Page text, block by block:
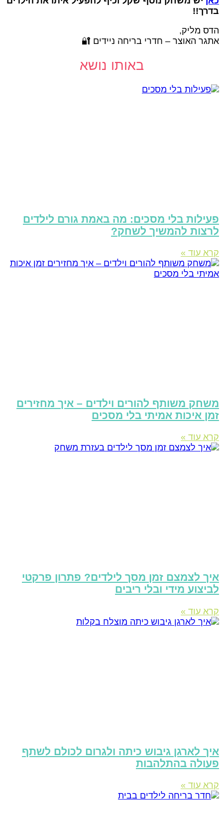
מליק,
האוצר – חדרי בריחה ניידים 🔐
באותו נושא
בלי מסכים: מה באמת גורם לילדים
להמשיך לשחק?
עוד »
משותף להורים וילדים – איך מחזירים
איכות אמיתי בלי מסכים
עוד »
לצמצם זמן מסך לילדים? פתרון פרקטי
מידי ובלי ריבים
עוד »
לארגן גיבוש כיתה ולגרום לכולם לשתף
בהתלהבות
עוד »